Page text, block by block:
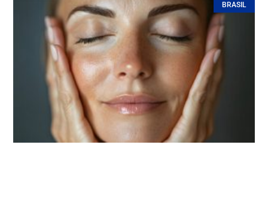
BRASIL